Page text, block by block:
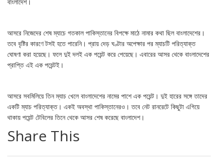
বাংলাদেশ।
আসরে নিজেদের শেষ ম্যাচে গতকাল পাকিস্তানের বিপক্ষে মাঠে নামার কথা ছিল বাংলাদেশের।
তবে বৃষ্টির কারণে টসই হতে পারেনি। প্রায় দেড় ঘণ্টার অপেক্ষার পর ম্যাচটি পরিত্যাক্ত
ঘোষণা করা হয়েছে। ফলে দুই দলই এক পয়েন্ট করে পেয়েছে। এবারের আসর থেকে বাংলাদেশের
প্রাপ্তি এই এক পয়েন্টই।
আসরে সবমিলিয়ে তিন ম্যাচ খেলে বাংলাদেশের নামের পাশে এক পয়েন্ট। দুই হারের সঙ্গে তাদের
একটি ম্যাচ পরিত্যাক্ত। একই অবস্থা পাকিস্তানেরও। তবে নেট রানরেটে কিছুটা এগিয়ে
থাকায় পয়েন্ট টেবিলের তিনে থেকে আসর শেষ করেছে বাংলাদেশ।
Share This